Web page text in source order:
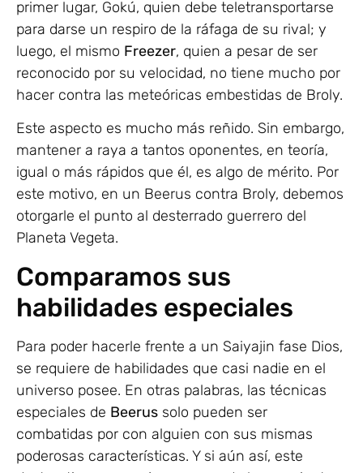
primer lugar, Gokú, quien debe teletransportarse
para darse un respiro de la ráfaga de su rival; y
luego, el mismo Freezer, quien a pesar de ser
reconocido por su velocidad, no tiene mucho por
hacer contra las meteóricas embestidas de Broly.
Este aspecto es mucho más reñido. Sin embargo,
mantener a raya a tantos oponentes, en teoría,
igual o más rápidos que él, es algo de mérito. Por
este motivo, en un Beerus contra Broly, debemos
otorgarle el punto al desterrado guerrero del
Planeta Vegeta.
Comparamos sus
habilidades especiales
Para poder hacerle frente a un Saiyajin fase Dios,
se requiere de habilidades que casi nadie en el
universo posee. En otras palabras, las técnicas
especiales de Beerus solo pueden ser
combatidas por con alguien con sus mismas
poderosas características. Y si aún así, este